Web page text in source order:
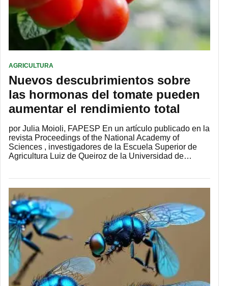
AGRICULTURA
Nuevos descubrimientos sobre
las hormonas del tomate pueden
aumentar el rendimiento total
por Julia Moioli, FAPESP En un artículo publicado en la
revista Proceedings of the National Academy of
Sciences , investigadores de la Escuela Superior de
Agricultura Luiz de Queiroz de la Universidad de…